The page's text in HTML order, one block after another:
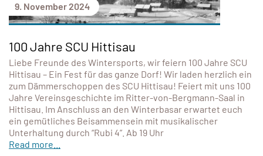
9. November 2024
100 Jahre SCU Hittisau
Liebe Freunde des Wintersports, wir feiern 100 Jahre SCU
Hittisau – Ein Fest für das ganze Dorf! Wir laden herzlich ein
zum Dämmerschoppen des SCU Hittisau! Feiert mit uns 100
Jahre Vereinsgeschichte im Ritter-von-Bergmann-Saal in
Hittisau. Im Anschluss an den Winterbasar erwartet euch
ein gemütliches Beisammensein mit musikalischer
Unterhaltung durch “Rubi 4”. Ab 19 Uhr
Read more...